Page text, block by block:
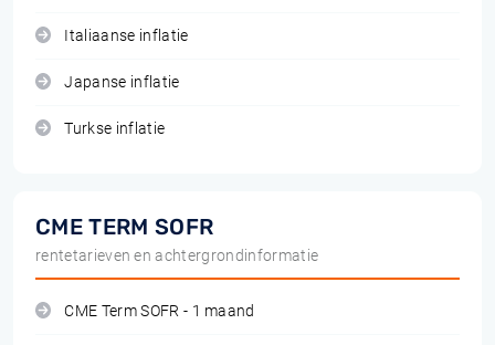
Italiaanse inflatie
Japanse inflatie
Turkse inflatie
CME TERM SOFR
rentetarieven en achtergrondinformatie
CME Term SOFR - 1 maand